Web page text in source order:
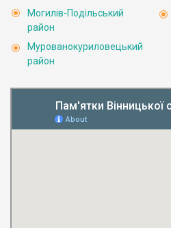
Могилів-Подільський
район
Мурованокуриловецький
район